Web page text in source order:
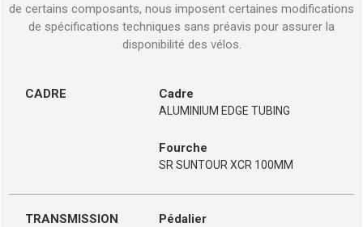
de certains composants, nous imposent certaines modifications
de spécifications techniques sans préavis pour assurer la
disponibilité des vélos.
CADRE Cadre
ALUMINIUM EDGE TUBING
Fourche
SR SUNTOUR XCR 100MM
TRANSMISSION Pédalier